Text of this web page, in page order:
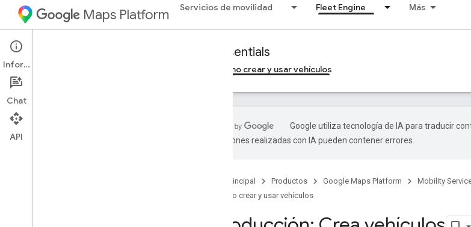
Maps Platform Servicios de movilidad Fleet Engine Más
Mobility Services Essentials
Imprescindibles Cómo crear y usar vehículos
Google utiliza tecnología de IA para traducir
traducciones realizadas con IA pueden contener errores.
Página principal Productos Google Maps Platform Mobility
Cómo crear y usar vehículos
Información
Chat
API